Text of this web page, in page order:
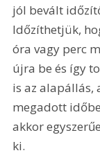
jól bevált
Időzíthetjük,
óra vagy perc
újra be és így
is az alapállás,
megadott
akkor
ki.